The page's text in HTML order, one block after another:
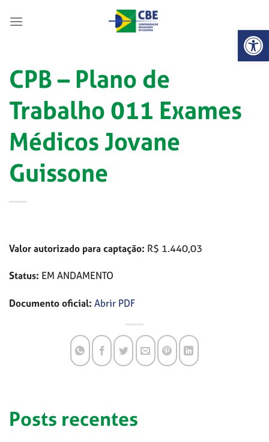
Abrir
CPB – Plano de
Trabalho 011 Exames
Médicos Jovane
Guissone
Valor autorizado para captação: R$ 1.440,03
Status: EM ANDAMENTO
Documento oficial: Abrir PDF
Posts recentes